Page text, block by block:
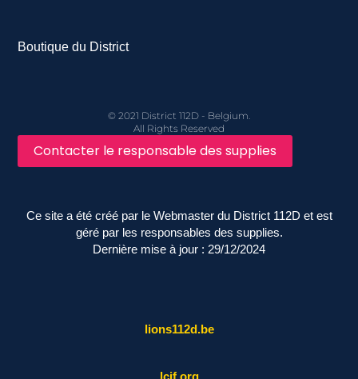
Boutique du District
© 2021 District 112D - Belgium.
All Rights Reserved
Contacter le responsable des supplies
Ce site a été créé par le Webmaster du District 112D et est
géré par les responsables des supplies.
Dernière mise à jour : 29/12/2024
lions112d.be
lcif.org